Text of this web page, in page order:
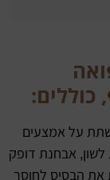
כוללים:
על אמצעים
אבחנת דופק
את הבסיס לחוסר